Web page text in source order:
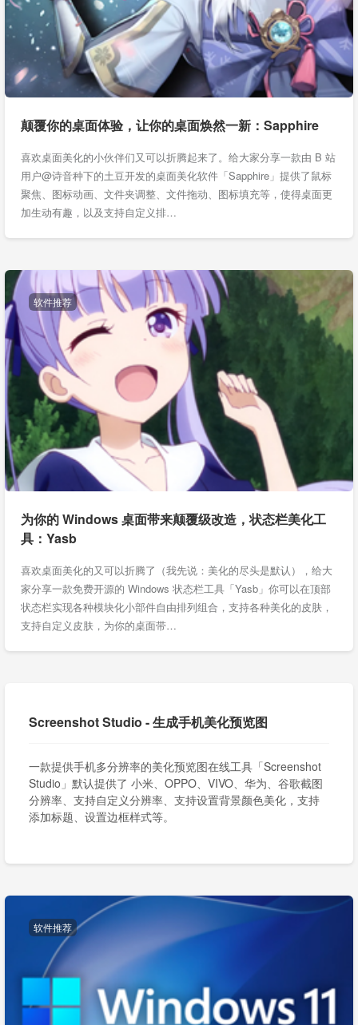
颠覆你的桌面体验，让你的桌面焕然一新：Sapphire
喜欢桌面美化的小伙伴们又可以折腾起来了。给大家分享一款由 B 站
用户@诗音种下的土豆开发的桌面美化软件「Sapphire」提供了鼠标
聚焦、图标动画、文件夹调整、文件拖动、图标填充等，使得桌面更
加生动有趣，以及支持自定义排…
软件推荐
为你的 Windows 桌面带来颠覆级改造，状态栏美化工
具：Yasb
喜欢桌面美化的又可以折腾了（我先说：美化的尽头是默认），给大
家分享一款免费开源的 Windows 状态栏工具「Yasb」你可以在顶部
状态栏实现各种模块化小部件自由排列组合，支持各种美化的皮肤，
支持自定义皮肤，为你的桌面带…
Screenshot Studio - 生成手机美化预览图
一款提供手机多分辨率的美化预览图在线工具「Screenshot
Studio」默认提供了 小米、OPPO、VIVO、华为、谷歌截图
分辨率、支持自定义分辨率、支持设置背景颜色美化，支持
添加标题、设置边框样式等。
软件推荐